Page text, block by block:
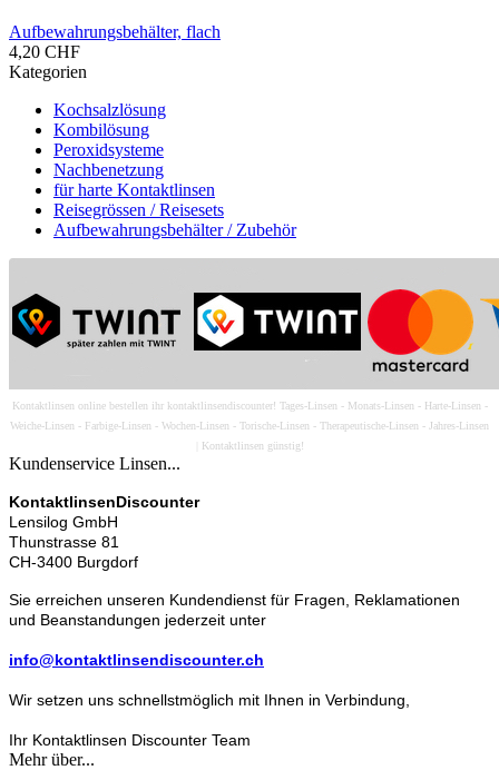
Auf­be­wah­rungs­be­häl­ter, flach
4,20 CHF
Kategorien
Kochsalzlösung
Kombilösung
Peroxidsysteme
Nachbenetzung
für harte Kontaktlinsen
Reisegrössen / Reisesets
Aufbewahrungsbehälter / Zubehör
Kontaktlinsen online bestellen ihr kontaktlinsendiscounter! Tages-Linsen - Monats-Linsen - Harte-Linsen -
Weiche-Linsen - Farbige-Linsen - Wochen-Linsen - Torische-Linsen - Therapeutische-Linsen - Jahres-Linsen
| Kontaktlinsen günstig!
Kundenservice Linsen...
KontaktlinsenDiscounter
Lensilog GmbH
Thunstrasse 81
CH-3400 Burgdorf
Sie erreichen unseren Kundendienst für Fragen, Reklamationen
und Beanstandungen jederzeit unter
info@kontaktlinsendiscounter.ch
Wir setzen uns schnellstmöglich mit Ihnen in Verbindung,
Ihr Kontaktlinsen Discounter Team
Mehr über...